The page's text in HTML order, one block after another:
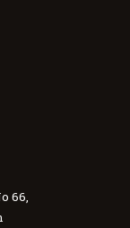
66,